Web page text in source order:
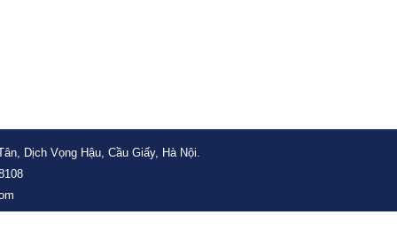
Dịch Vọng Hậu, Cầu Giấy, Hà Nội.